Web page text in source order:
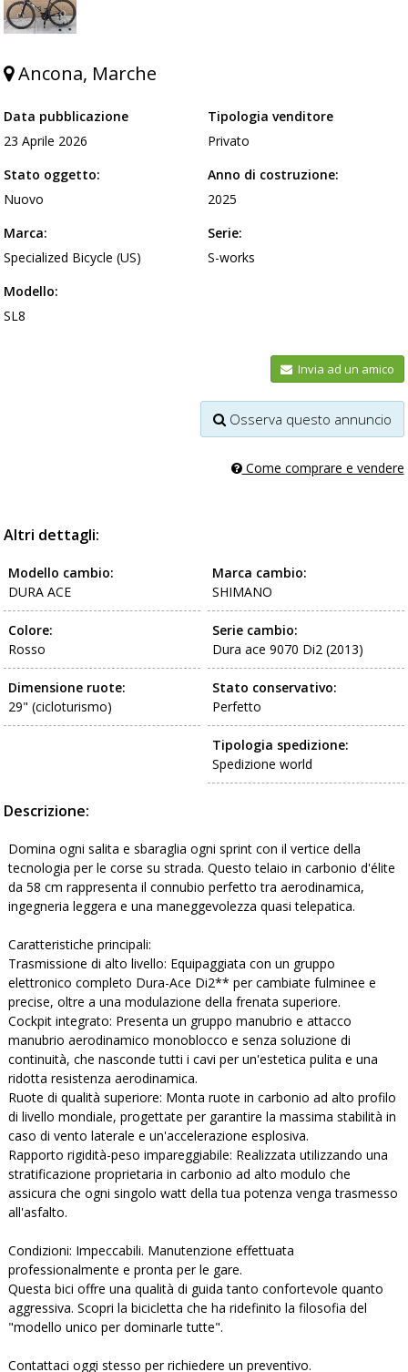
Ancona, Marche
Data pubblicazione
23 Aprile 2026
Tipologia venditore
Privato
Stato oggetto:
Nuovo
Anno di costruzione:
2025
Marca:
Specialized Bicycle (US)
Serie:
S-works
Modello:
SL8
Invia ad un amico
Osserva questo annuncio
Come comprare e vendere
Altri dettagli:
Marca cambio:
SHIMANO
Modello cambio:
DURA ACE
Serie cambio:
Dura ace 9070 Di2 (2013)
Colore:
Rosso
Stato conservativo:
Perfetto
Dimensione ruote:
29" (cicloturismo)
Tipologia spedizione:
Spedizione world
Descrizione:
Domina ogni salita e sbaraglia ogni sprint con il vertice della
tecnologia per le corse su strada. Questo telaio in carbonio d'élite
da 58 cm rappresenta il connubio perfetto tra aerodinamica,
ingegneria leggera e una maneggevolezza quasi telepatica.
Caratteristiche principali:
Trasmissione di alto livello: Equipaggiata con un gruppo
elettronico completo Dura-Ace Di2** per cambiate fulminee e
precise, oltre a una modulazione della frenata superiore.
Cockpit integrato: Presenta un gruppo manubrio e attacco
manubrio aerodinamico monoblocco e senza soluzione di
continuità, che nasconde tutti i cavi per un'estetica pulita e una
ridotta resistenza aerodinamica.
Ruote di qualità superiore: Monta ruote in carbonio ad alto profilo
di livello mondiale, progettate per garantire la massima stabilità in
caso di vento laterale e un'accelerazione esplosiva.
Rapporto rigidità-peso impareggiabile: Realizzata utilizzando una
stratificazione proprietaria in carbonio ad alto modulo che
assicura che ogni singolo watt della tua potenza venga trasmesso
all'asfalto.
Condizioni: Impeccabili. Manutenzione effettuata
professionalmente e pronta per le gare.
Questa bici offre una qualità di guida tanto confortevole quanto
aggressiva. Scopri la bicicletta che ha ridefinito la filosofia del
"modello unico per dominarle tutte".
Contattaci oggi stesso per richiedere un preventivo.